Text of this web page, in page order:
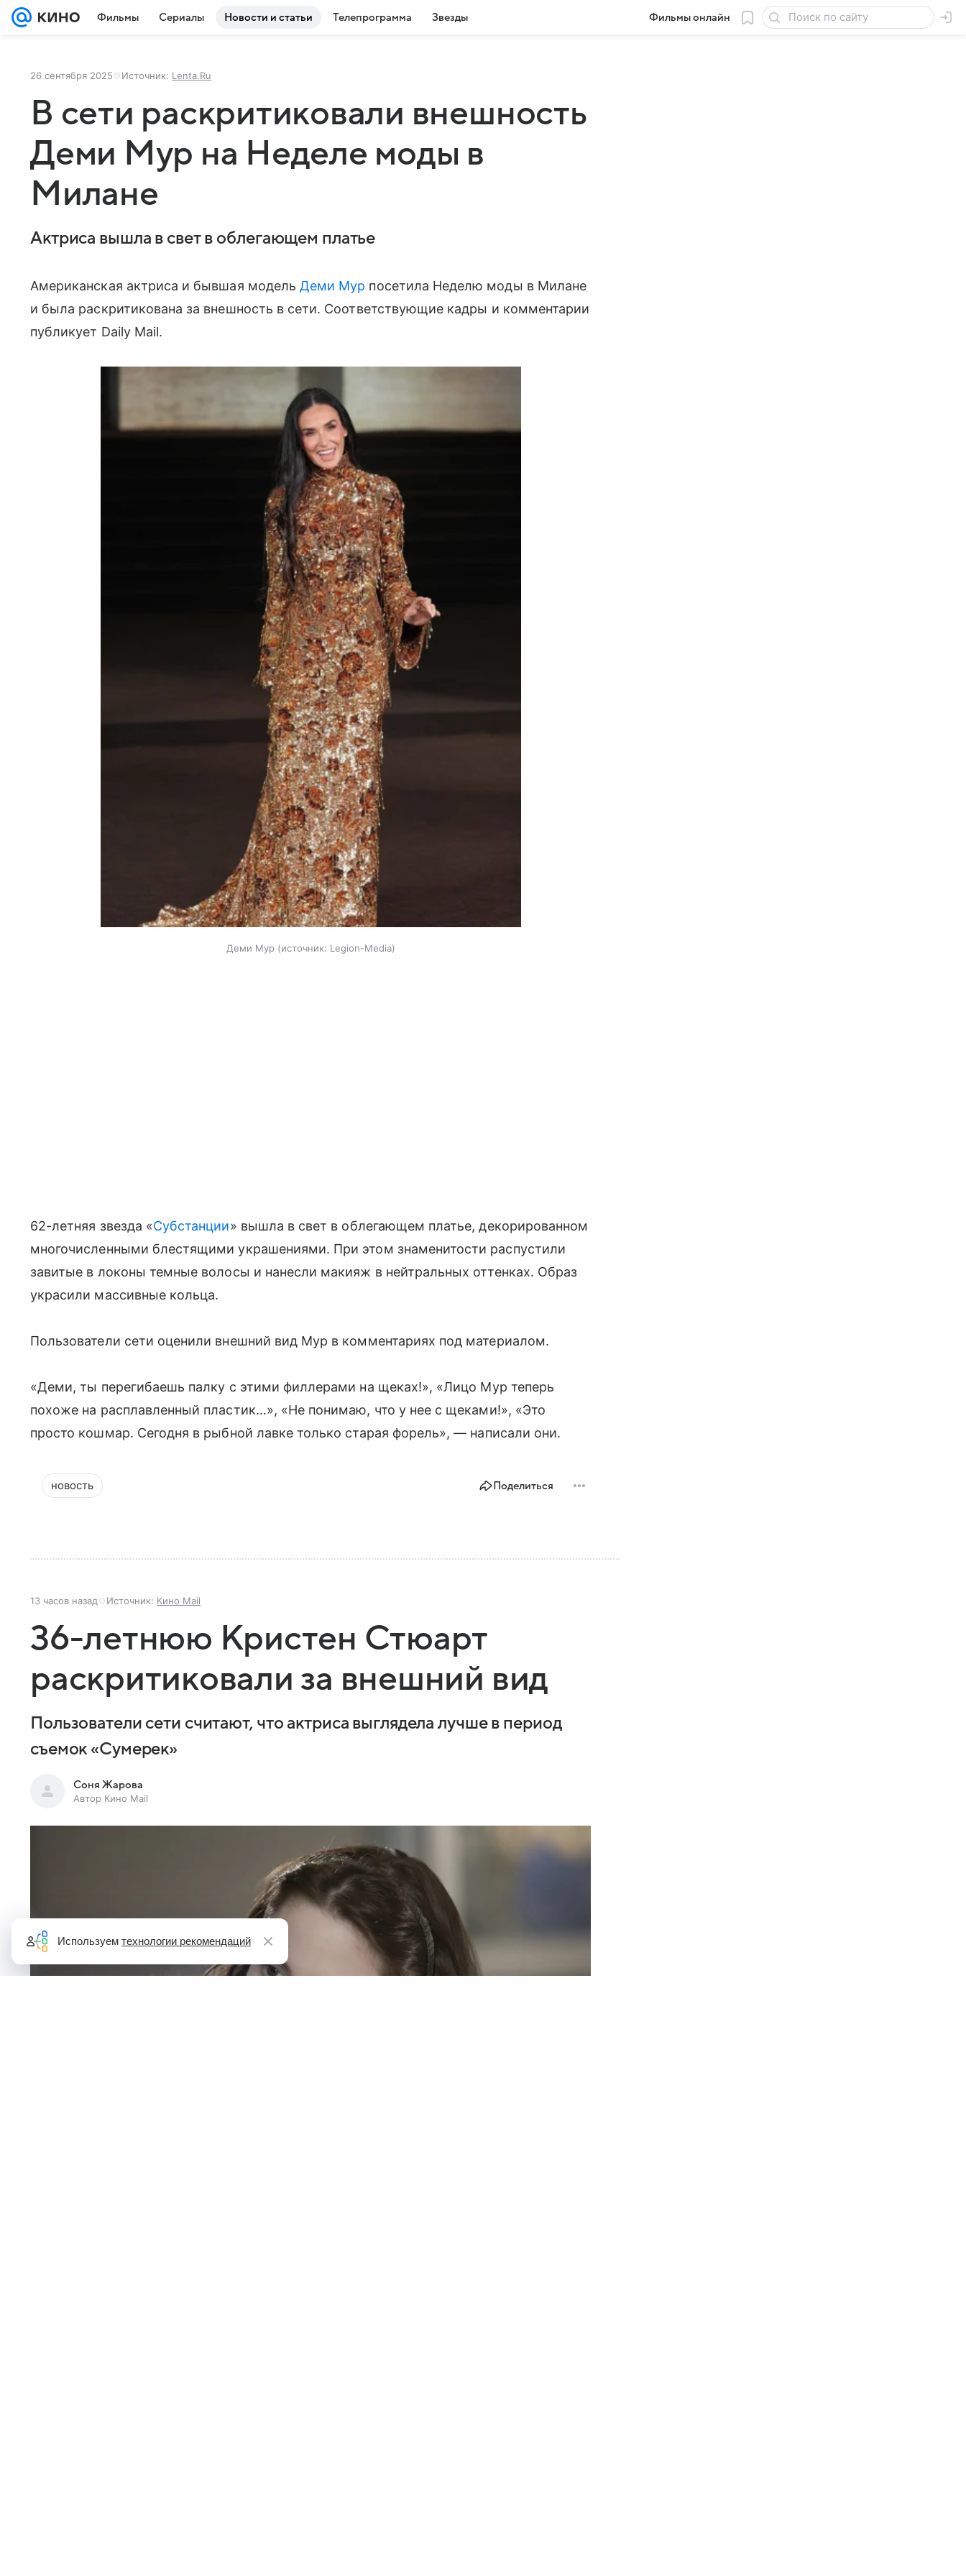
Фильмы Сериалы Новости и статьи Телепрограмма Звезды Фильмы онлайн
26 сентября 2025 Источник: Lenta.Ru
В сети раскритиковали внешность
Деми Мур на Неделе моды в
Милане
Актриса вышла в свет в облегающем платье
Американская актриса и бывшая модель Деми Мур посетила Неделю моды в Милане
и была раскритикована за внешность в сети. Соответствующие кадры и комментарии
публикует Daily Mail.
Деми Мур источник: Legion-Media
62-летняя звезда «Субстанции» вышла в свет в облегающем платье, декорированном
многочисленными блестящими украшениями. При этом знаменитости распустили
завитые в локоны темные волосы и нанесли макияж в нейтральных оттенках. Образ
украсили массивные кольца.
Пользователи сети оценили внешний вид Мур в комментариях под материалом.
«Деми, ты перегибаешь палку с этими филлерами на щеках!», «Лицо Мур теперь
похоже на расплавленный пластик…», «Не понимаю, что у нее с щеками!», «Это
просто кошмар. Сегодня в рыбной лавке только старая форель», — написали они.
новость Поделиться
13 часов назад Источник: Кино Mail
36-летнюю Кристен Стюарт
раскритиковали за внешний вид
Пользователи сети считают, что актриса выглядела лучше в период
съемок «Сумерек»
Соня Жарова
Автор Кино Mail
Используем технологии рекомендаций